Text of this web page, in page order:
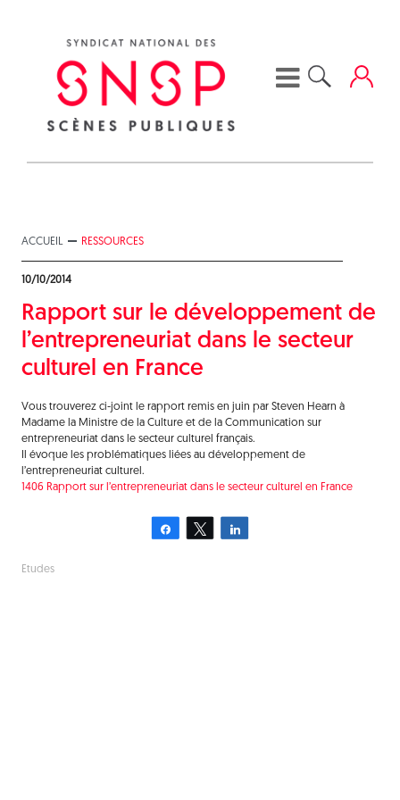
ACCUEIL RESSOURCES
10/10/2014
Rapport sur le développement de
l’entrepreneuriat dans le secteur
culturel en France
Vous trouverez ci-joint le rapport remis en juin par Steven Hearn à
Madame la Ministre de la Culture et de la Communication sur
entrepreneuriat dans le secteur culturel français.
Il évoque les problématiques liées au développement de
l’entrepreneuriat culturel.
1406 Rapport sur l’entrepreneuriat dans le secteur culturel en France
Partagez Tweetez
Etudes